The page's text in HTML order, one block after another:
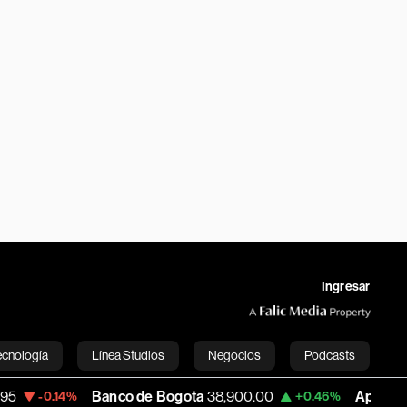
Ingresar
Línea Studios Negocios Podcasts
English
Banco de Bogota 38,900.00 +0.46% Apple 313.305